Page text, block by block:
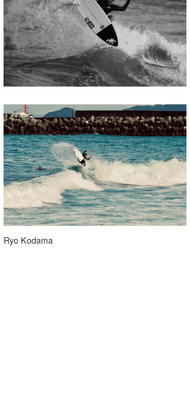
Ryo Kodama